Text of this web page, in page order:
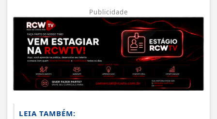
Publicidade
LEIA TAMBÉM: